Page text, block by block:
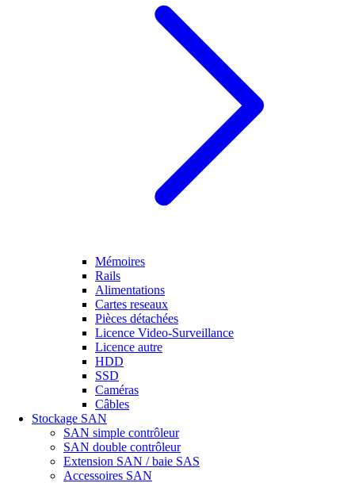
Mémoires
Rails
Alimentations
Cartes reseaux
Pièces détachées
Licence Video-Surveillance
Licence autre
HDD
SSD
Caméras
Câbles
Stockage SAN
SAN simple contrôleur
SAN double contrôleur
Extension SAN / baie SAS
Accessoires SAN